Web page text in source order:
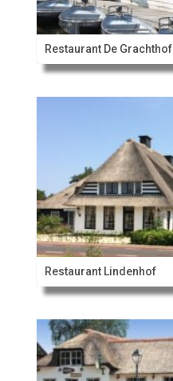
Restaurant De Grachthof
Restaurant Lindenhof